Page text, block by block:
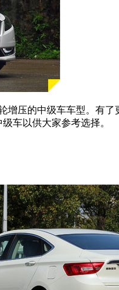
压的中级车车型。有
车以供大家参考选择。